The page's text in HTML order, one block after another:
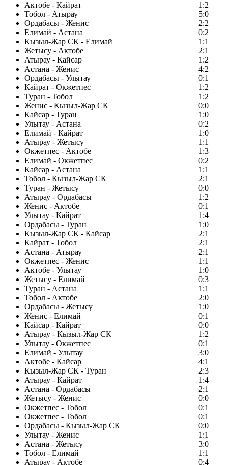
Актобе - Кайрат
1:2
Тобол - Атырау
5:0
Ордабасы - Женис
2:2
Елимай - Астана
0:2
Кызыл-Жар СК - Елимай
1:1
Жетысу - Актобе
2:1
Атырау - Кайсар
1:2
Астана - Женис
4:2
Ордабасы - Улытау
0:1
Кайрат - Окжетпес
1:2
Туран - Тобол
1:2
Женис - Кызыл-Жар СК
0:0
Кайсар - Туран
1:0
Улытау - Астана
0:2
Елимай - Кайрат
1:0
Атырау - Жетысу
1:1
Окжетпес - Актобе
1:3
Елимай - Окжетпес
0:2
Кайсар - Астана
1:1
Тобол - Кызыл-Жар СК
2:1
Туран - Жетысу
0:0
Атырау - Ордабасы
1:2
Женис - Актобе
0:1
Улытау - Кайрат
1:4
Ордабасы - Туран
1:0
Кызыл-Жар СК - Кайсар
2:1
Кайрат - Тобол
2:1
Астана - Атырау
2:1
Окжетпес - Женис
1:1
Актобе - Улытау
1:0
Жетысу - Елимай
0:3
Туран - Астана
1:1
Тобол - Актобе
2:0
Ордабасы - Жетысу
1:0
Женис - Елимай
0:1
Кайсар - Кайрат
0:0
Атырау - Кызыл-Жар СК
1:2
Улытау - Окжетпес
0:1
Елимай - Улытау
3:0
Актобе - Кайсар
4:1
Кызыл-Жар СК - Туран
2:3
Атырау - Кайрат
1:4
Астана - Ордабасы
2:1
Жетысу - Женис
0:0
Окжетпес - Тобол
0:1
Окжетпес - Тобол
0:1
Ордабасы - Кызыл-Жар СК
0:0
Улытау - Женис
1:1
Астана - Жетысу
3:0
Тобол - Елимай
1:1
Атырау - Актобе
0:4